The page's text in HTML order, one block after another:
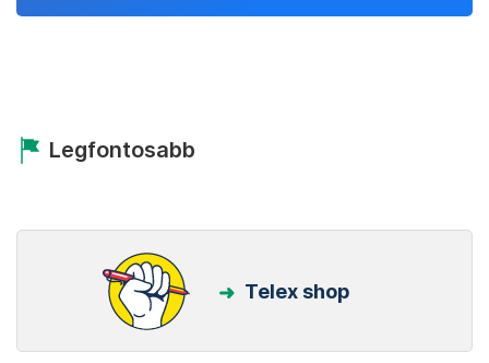
Legfontosabb
Telex shop